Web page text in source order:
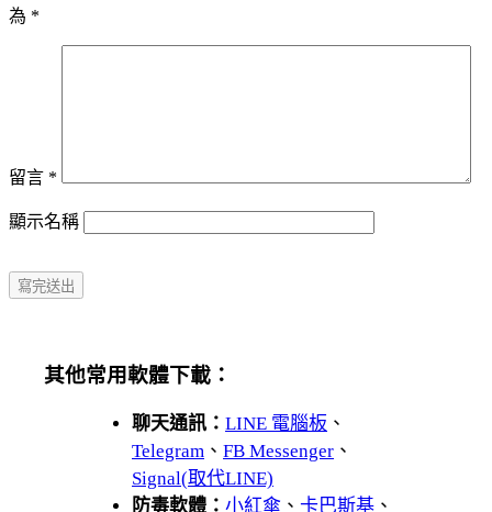
為 *
留言 *
顯示名稱
其他常用軟體下載：
聊天通訊： LINE 電腦板 、
Telegram 、 FB Messenger 、
Signal(取代LINE)
防毒軟體： 小紅傘 、 卡巴斯基 、